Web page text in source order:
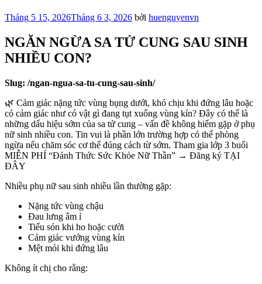
Đăng
Tháng 5 15, 2026Tháng 6 3, 2026 bởi huenguyenvn
NGĂN NGỪA SA TỬ CUNG SAU SINH
NHIỀU CON?
Slug: /ngan-ngua-sa-tu-cung-sau-sinh/
🌿 Cảm giác nặng tức vùng bụng dưới, khó chịu khi đứng lâu hoặc
có cảm giác như có vật gì đang tụt xuống vùng kín? Đây có thể là
những dấu hiệu sớm của sa tử cung – vấn đề không hiếm gặp ở phụ
nữ sinh nhiều con. Tin vui là phần lớn trường hợp có thể phòng
ngừa nếu chăm sóc cơ thể đúng cách từ sớm. Tham gia lớp 3 buổi
MIỄN PHÍ “Đánh Thức Sức Khỏe Nữ Thần” → Đăng ký TẠI
ĐÂY
Nhiều phụ nữ sau sinh nhiều lần thường gặp:
Nặng tức vùng chậu
Đau lưng âm ỉ
Tiểu són khi ho hoặc cười
Cảm giác vướng vùng kín
Mệt mỏi khi đứng lâu
Không ít chị cho rằng: